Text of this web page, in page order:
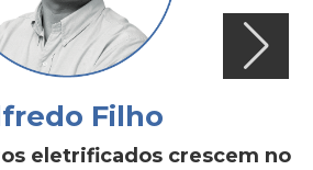
Filho
eletrificados crescem no